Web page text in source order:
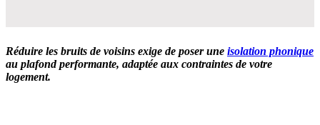
Réduire les bruits de voisins exige de poser une isolation phonique
au plafond performante, adaptée aux contraintes de votre
logement.